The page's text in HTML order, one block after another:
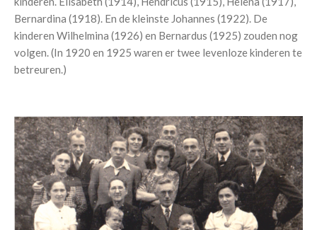
Bernardina (1918). En de kleinste Johannes (1922). De
kinderen Wilhelmina (1926) en Bernardus (1925) zouden nog
volgen. (In 1920 en 1925 waren er twee levenloze kinderen te
betreuren.)